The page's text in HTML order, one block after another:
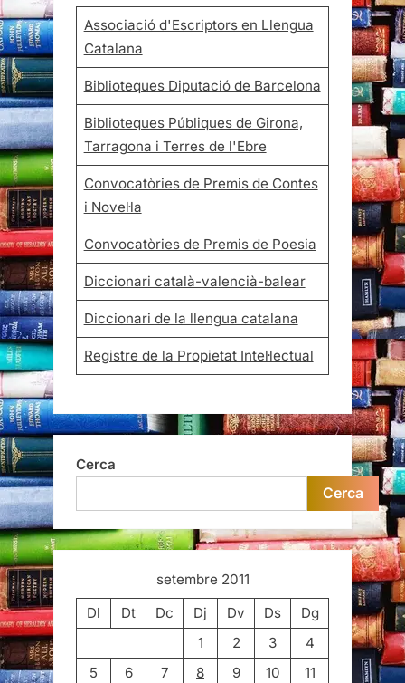
Associació d'Escriptors en Llengua
Catalana
Biblioteques Diputació de Barcelona
Biblioteques Públiques de Girona,
Tarragona i Terres de l'Ebre
Convocatòries de Premis de Contes
i Novel·la
Convocatòries de Premis de Poesia
Diccionari català-valencià-balear
Diccionari de la llengua catalana
Registre de la Propietat Intel·lectual
Cerca
Cerca
setembre 2011
Dl
Dt Dc Dj Dv Ds
Dg
1
2 3
4
5
6 7 8 9 10
11